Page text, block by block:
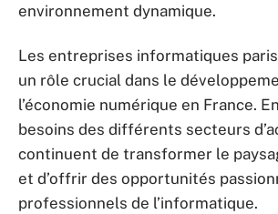
environnement dynamique.
Les entreprises informatiques
un rôle crucial dans le
l’économie numérique en France.
besoins des différents secteurs
continuent de transformer le
et d’offrir des opportunités
professionnels de l’informatique.